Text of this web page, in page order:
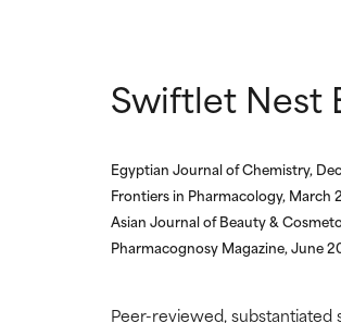
Swiftlet Nest
Egyptian Journal of Chemistry,
Frontiers in Pharmacology, March
Asian Journal of Beauty &
Pharmacognosy Magazine, June
Peer-reviewed,